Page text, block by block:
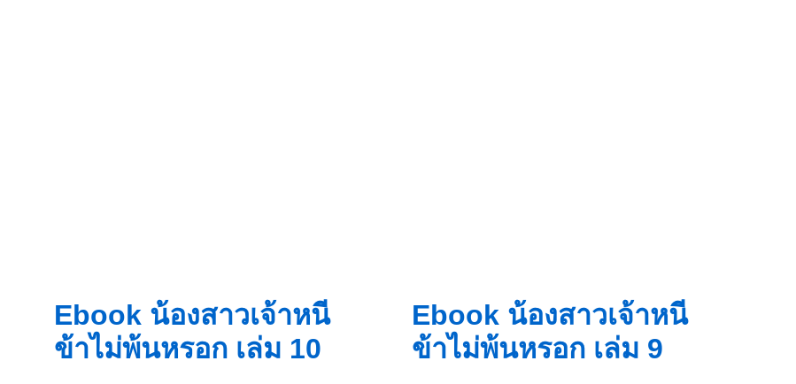
Ebook น้องสาวเจ้าหนี
ข้าไม่พ้นหรอก เล่ม 10
Ebook น้องสาวเจ้าหนี
ข้าไม่พ้นหรอก เล่ม 9